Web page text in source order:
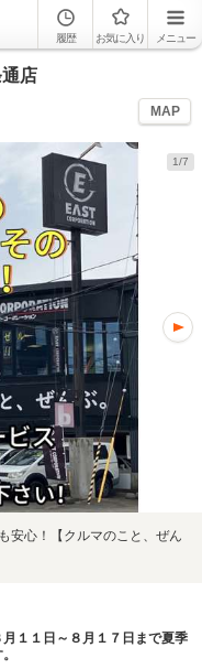
履歴 お気に入り メニュー
通店
MAP
1/7
安心！【クルマのこと、ぜん
１１日～８月１７日まで夏季